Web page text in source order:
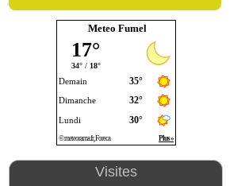
Meteo Fumel
Visites